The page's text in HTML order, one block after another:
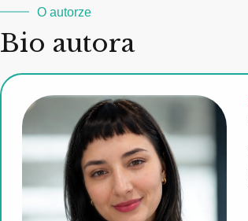
O autorze
Bio autora